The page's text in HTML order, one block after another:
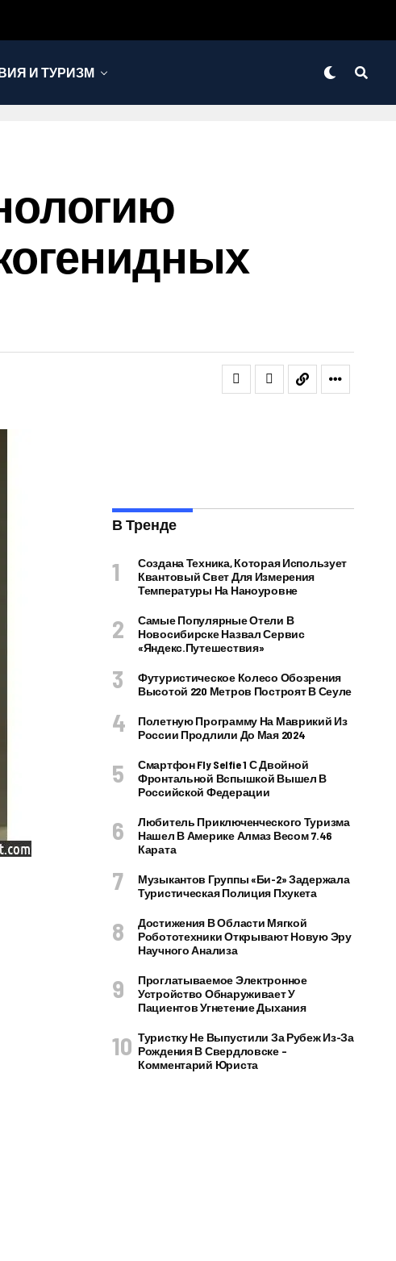
И ТУРИЗМ
В Тренде
Создана Техника, Которая Использует
Квантовый Свет Для Измерения
Температуры На Наноуровне
Самые Популярные Отели В
Новосибирске Назвал Сервис
«Яндекс.Путешествия»
Футуристическое Колесо Обозрения
Высотой 220 Метров Построят В Сеуле
Полетную Программу На Маврикий Из
России Продлили До Мая 2024
Смартфон Fly Selfie 1 С Двойной
Фронтальной Вспышкой Вышел В
Российской Федерации
Любитель Приключенческого Туризма
Нашел В Америке Алмаз Весом 7.46
Карата
Музыкантов Группы «Би-2» Задержала
Туристическая Полиция Пхукета
Достижения В Области Мягкой
Робототехники Открывают Новую Эру
Научного Анализа
Проглатываемое Электронное
Устройство Обнаруживает У
Пациентов Угнетение Дыхания
Туристку Не Выпустили За Рубеж Из-За
Рождения В Свердловске –
Комментарий Юриста